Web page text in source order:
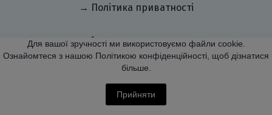
→ Політика приватності
Обрати навчання
→ Детальніше
Особистий кабінет
→ Детальніше
Для вашої зручності ми використовуємо файли cookie.
Ознайомтеся з нашою Політикою конфіденційності, щоб дізнатися
більше.
Прийняти